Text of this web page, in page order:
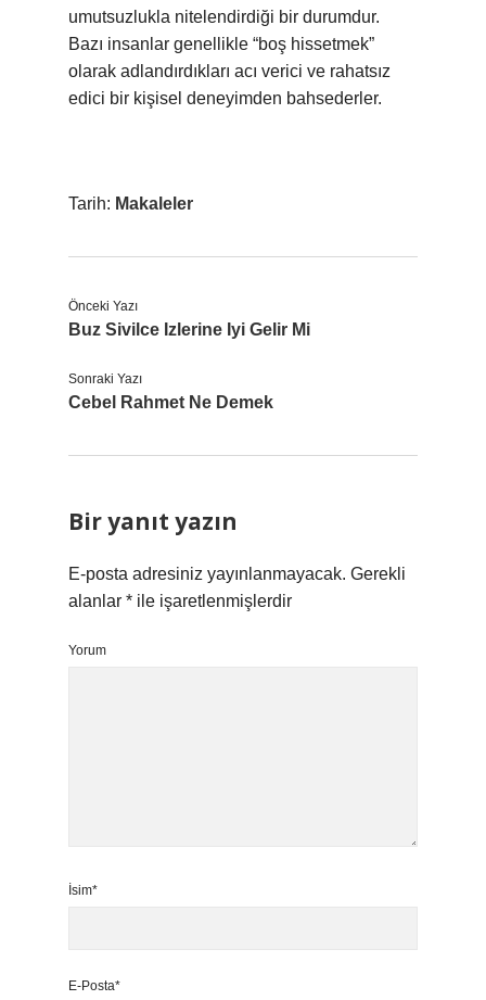
umutsuzlukla nitelendirdiği bir durumdur.
Bazı insanlar genellikle “boş hissetmek”
olarak adlandırdıkları acı verici ve rahatsız
edici bir kişisel deneyimden bahsederler.
Tarih: Makaleler
Önceki Yazı
Buz Sivilce Izlerine Iyi Gelir Mi
Sonraki Yazı
Cebel Rahmet Ne Demek
Bir yanıt yazın
E-posta adresiniz yayınlanmayacak. Gerekli
alanlar * ile işaretlenmişlerdir
Yorum
İsim*
E-Posta*